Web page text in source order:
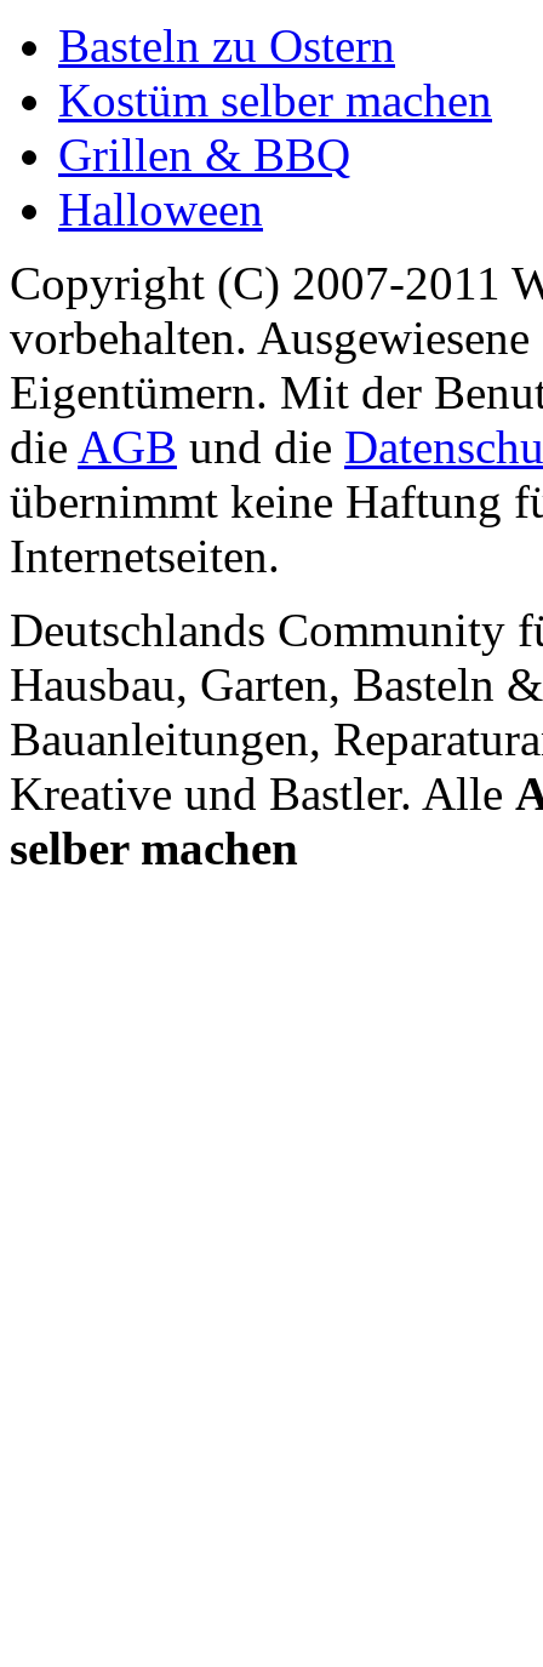
Basteln zu Ostern
Kostüm selber machen
Grillen & BBQ
Halloween
Copyright (C) 2007-2011
vorbehalten.
Eigentümern. Mit der
die AGB und die
übernimmt keine Haftung
Internetseiten.
Deutschlands Community
Hausbau, Garten, Basteln
Bauanleitungen,
Kreative und Bastler. Alle
selber machen